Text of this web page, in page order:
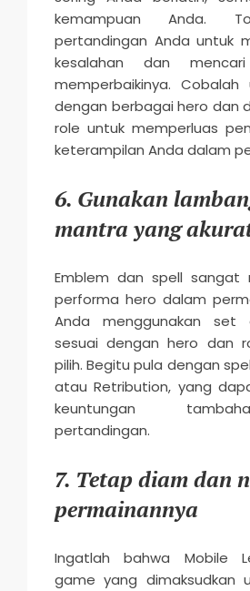
kemampuan Anda.
pertandingan Anda untuk
kesalahan dan
memperbaikinya. Cobalah
dengan berbagai hero dan
role untuk memperluas
keterampilan Anda dalam
6. Gunakan
mantra yang
Emblem dan spell sangat
performa hero dalam
Anda menggunakan set
sesuai dengan hero dan
pilih. Begitu pula dengan
atau Retribution, yang
keuntungan
pertandingan.
7. Tetap diam dan
permainannya
Ingatlah bahwa Mobile
game yang dimaksudkan